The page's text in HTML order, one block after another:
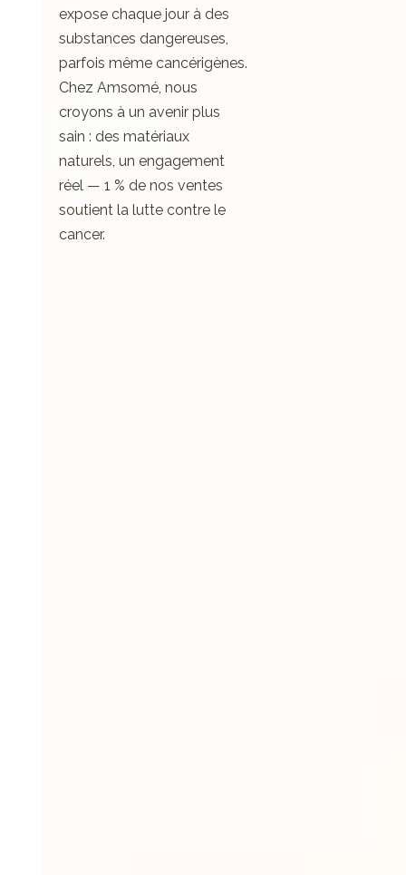
expose chaque jour à des
substances dangereuses,
parfois même cancérigènes.
Chez Amsomé, nous
croyons à un avenir plus
sain : des matériaux
naturels, un engagement
réel — 1 % de nos ventes
soutient la lutte contre le
cancer.